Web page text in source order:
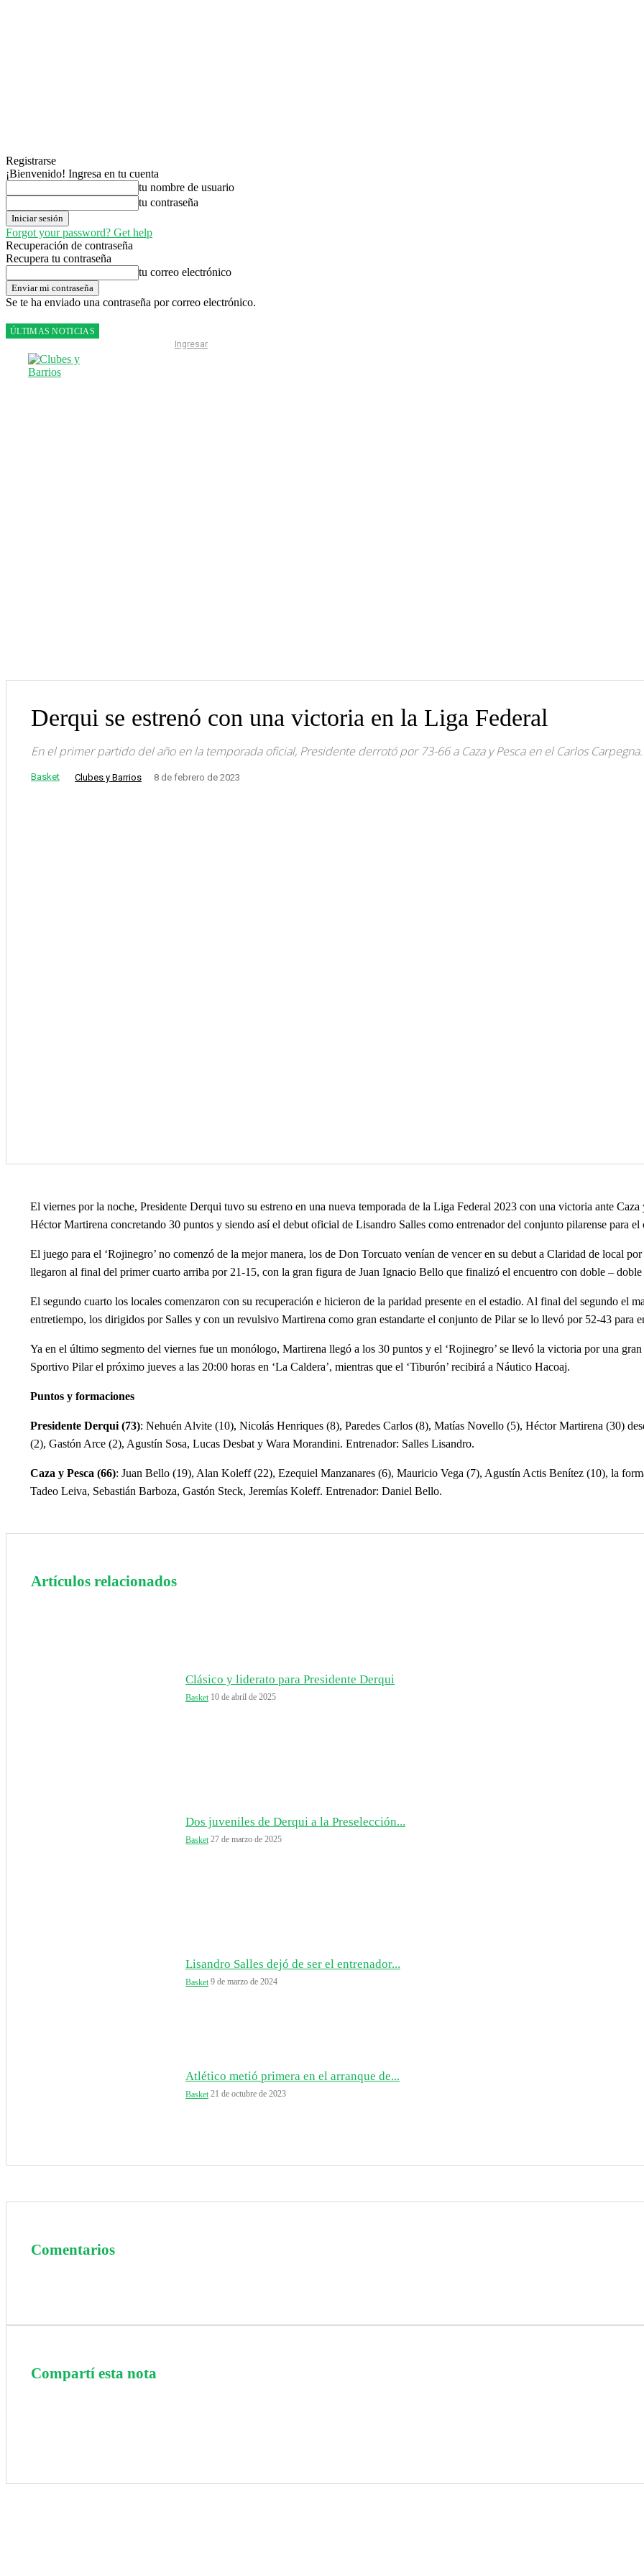
Registrarse
¡Bienvenido! Ingresa en tu cuenta
tu nombre de usuario
tu contraseña
Forgot your password? Get help
Recuperación de contraseña
Recupera tu contraseña
tu correo electrónico
Se te ha enviado una contraseña por correo electrónico.
ÚLTIMAS NOTICIAS
Ingresar
Derqui se estrenó con una victoria en la Liga Federal
En el primer partido del año en la temporada oficial, Presidente derrotó por 73-66 a Caza y Pesca en el Carlos Carpegna.
Basket Clubes y Barrios 8 de febrero de 2023
El viernes por la noche, Presidente Derqui tuvo su estreno en una nueva temporada de la Liga Federal 2023 con una victoria ante
Héctor Martirena concretando 30 puntos y siendo así el debut oficial de Lisandro Salles como entrenador del conjunto pilarense para el
El juego para el ‘Rojinegro’ no comenzó de la mejor manera, los de Don Torcuato venían de vencer en su debut a Claridad de local
llegaron al final del primer cuarto arriba por 21-15, con la gran figura de Juan Ignacio Bello que finalizó el encuentro con doble –
El segundo cuarto los locales comenzaron con su recuperación e hicieron de la paridad presente en el estadio. Al final del segundo el
entretiempo, los dirigidos por Salles y con un revulsivo Martirena como gran estandarte el conjunto de Pilar se lo llevó por 52-43 para
Ya en el último segmento del viernes fue un monólogo, Martirena llegó a los 30 puntos y el ‘Rojinegro’ se llevó la victoria por una
Sportivo Pilar el próximo jueves a las 20:00 horas en ‘La Caldera’, mientras que el ‘Tiburón’ recibirá a Náutico Hacoaj.
Puntos y formaciones
Presidente Derqui (73): Nehuén Alvite (10), Nicolás Henriques (8), Paredes Carlos (8), Matías Novello (5), Héctor Martirena (30)
(2), Gastón Arce (2), Agustín Sosa, Lucas Desbat y Wara Morandini. Entrenador: Salles Lisandro.
Caza y Pesca (66): Juan Bello (19), Alan Koleff (22), Ezequiel Manzanares (6), Mauricio Vega (7), Agustín Actis Benítez (10), la
Tadeo Leiva, Sebastián Barboza, Gastón Steck, Jeremías Koleff. Entrenador: Daniel Bello.
Artículos relacionados
Clásico y liderato para Presidente Derqui
Basket 10 de abril de 2025
Dos juveniles de Derqui a la Preselección...
Basket 27 de marzo de 2025
Lisandro Salles dejó de ser el entrenador...
Basket 9 de marzo de 2024
Atlético metió primera en el arranque de...
Basket 21 de octubre de 2023
Comentarios
Compartí esta nota